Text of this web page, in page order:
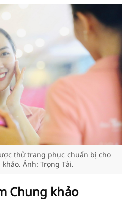
thử trang phục chuẩn bị cho
Ảnh: Trọng Tài.
Chung khảo